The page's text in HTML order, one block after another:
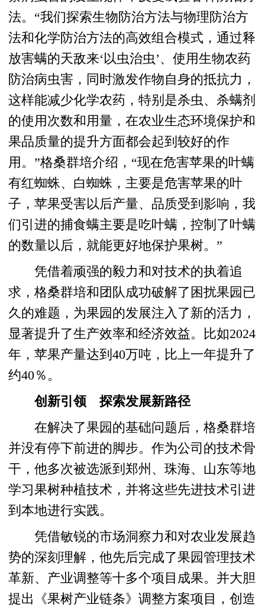
法。“我们探索生物防治方法与物理防治方
法和化学防治方法的高效组合模式，通过释
放害螨的天敌来‘以虫治虫’、使用生物农药
防治病虫害，同时激发作物自身的抵抗力，
这样能减少化学农药，特别是杀虫、杀螨剂
的使用次数和用量，在农业生态环境保护和
果品质量的提升方面都会起到较好的作
用。”格桑群培介绍，“现在危害苹果的叶螨
有红蜘蛛、白蜘蛛，主要是危害苹果的叶
子，苹果受害以后产量、品质受到影响，我
们引进的捕食螨主要是吃叶螨，控制了叶螨
的数量以后，就能更好地保护果树。”
凭借着顽强的毅力和对技术的执着追
求，格桑群培和团队成功破解了困扰果园已
久的难题，为果园的发展注入了新的活力，
显著提升了生产效率和经济效益。比如2024
年，苹果产量达到40万吨，比上一年提升了
约40％。
创新引领 探索发展新路径
在解决了果园的基础问题后，格桑群培
并没有停下前进的脚步。作为公司的技术骨
干，他多次被选派到郑州、珠海、山东等地
学习果树种植技术，并将这些先进技术引进
到本地进行实践。
凭借敏锐的市场洞察力和对农业发展趋
势的深刻理解，他先后完成了果园管理技术
革新、产业调整等十多个项目成果。并大胆
提出《果树产业链条》调整方案项目，创造